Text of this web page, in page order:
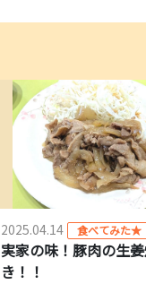
2025.04.14 食べてみた★
実家の味！豚肉の生
き！！